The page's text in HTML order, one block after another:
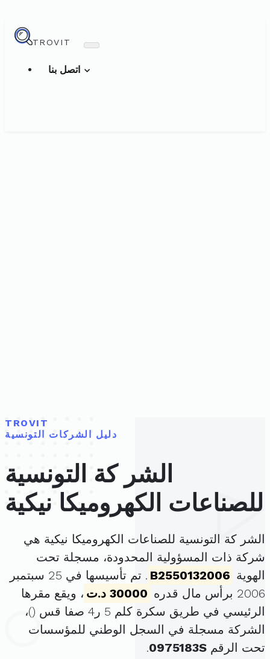
TROVIT
TROVIT
دليل الشركات التونسية
الشر كة التونسية
للصناعات الكهروميكا نيكية
الشر كة التونسية للصناعات الكهروميكا نيكية هي
شركة ذات المسؤولية المحدودة، مسجلة تحت
الهوية B2550132006
. تم تأسيسها في 25 سبتمبر
2006 برأس مال قدره
30000 د.ت
، ويقع مقرها
الرئيسي في طريق سكرة كلم 5 ر4 صفا قس (
)،
الشركة مسجلة في السجل الوطني للمؤسسات
تحت الرقم 0975183S
.